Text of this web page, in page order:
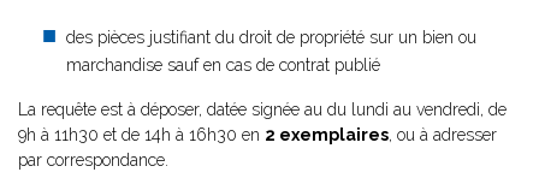
des pièces justifiant du droit de propriété sur un bien ou
marchandise sauf en cas de contrat publié
La requête est à déposer, datée signée au du lundi au vendredi, de
9h à 11h30 et de 14h à 16h30 en 2 exemplaires, ou à adresser
par correspondance.